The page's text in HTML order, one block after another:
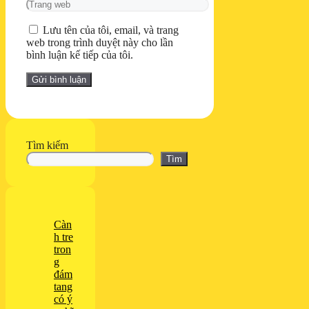
Lưu tên của tôi, email, và trang
web trong trình duyệt này cho lần
bình luận kế tiếp của tôi.
Tìm kiếm
Tìm
Càn
h tre
tron
g
đám
tang
có ý